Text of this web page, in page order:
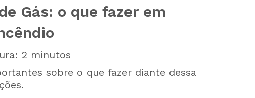
Gás: o que fazer em
2 minutos
sobre o que fazer diante dessa